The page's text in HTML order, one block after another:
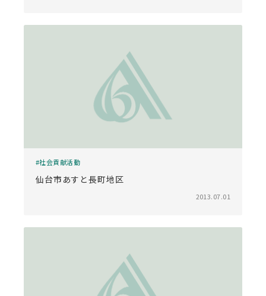
社会貢献活動
仙台市あすと長町地区
2013.07.01